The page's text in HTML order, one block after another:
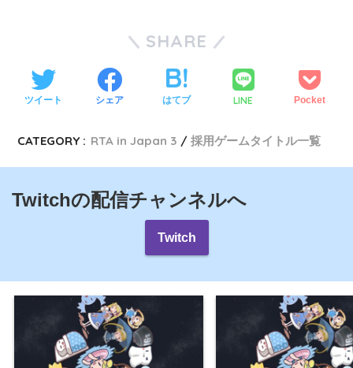
SHARE
ツイート シェア はてブ LINE Pocket
CATEGORY : RTA in Japan 3 採用ゲームタイトル一覧
Twitchの配信チャンネルへ
Twitch